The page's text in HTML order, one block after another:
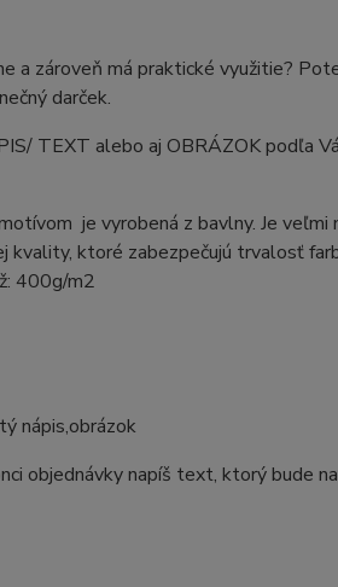
a zároveň má praktické využitie?
darček.
TEXT alebo aj OBRÁZOK podľa
je vyrobená z bavlny. Je veľmi
kvality, ktoré zabezpečujú trvalosť
400g/m2
nápis,obrázok
objednávky napíš text, ktorý bude